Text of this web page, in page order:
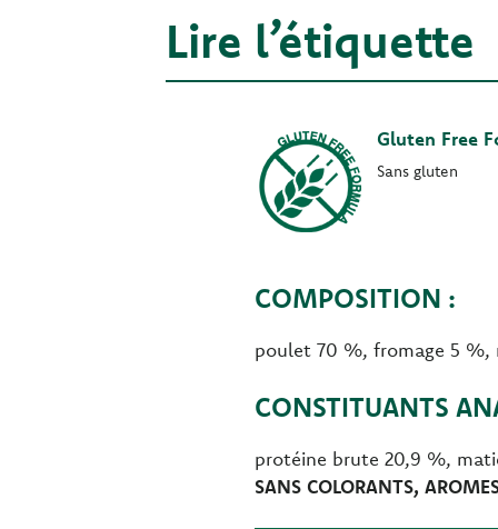
Lire l’étiquette
Gluten Free
Sans gluten
COMPOSITION :
poulet 70 %, fromage 5 %,
CONSTITUANTS
protéine brute 20,9 %,
SANS COLORANTS,